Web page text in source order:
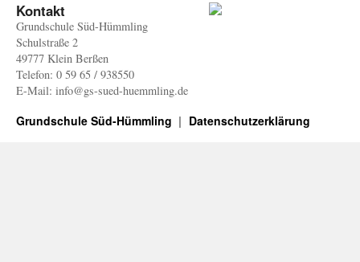
Kontakt
Grundschule Süd-Hümmling
Schulstraße 2
49777 Klein Berßen
Telefon: 0 59 65 / 938550
E-Mail: info@gs-sued-huemmling.de
Grundschule Süd-Hümmling Datenschutzerklärung